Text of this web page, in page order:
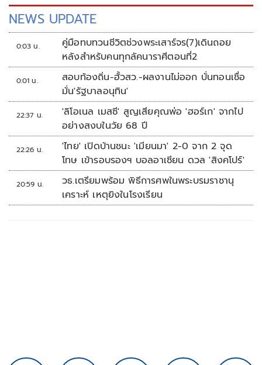
NEWS UPDATE
0:03 น.
คู่มือทบทวนชีวิตช่วงพระเสาร์จร(7)เดินถอย
หลังสำหรับคนทุกลัคนาราศีตอนที่2
0:01 น.
สอบท้องถิ่น-ฮั้วสว.-ผลงานไม่ออก บั่นทอนเชื่อ
มั่น'รัฐบาลอนุทิน'
22:37 น.
'ลิโอเนล เมสซี' สูญเสียคุณพ่อ 'ฮอร์เก' จากไป
อย่างสงบในวัย 68 ปี
22:26 น.
'ไทย' เปิดบ้านชนะ 'เมียนมา' 2-0 จาก 2 จุด
โทษ เข้ารอบรองฯ บอลอาเซียน ดวล 'สิงคโปร์'
20:59 น.
วธ.เตรียมพร้อม พิธีการศพในพระบรมราชานุ
เคราะห์ เหตุยิงในโรงเรียน